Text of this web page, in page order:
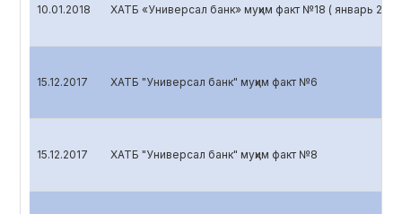
10.01.2018 ХАТБ «Универсал банк» муҳим факт №18 ( январь
15.12.2017 ХАТБ "Универсал банк" муҳим факт №6
15.12.2017 ХАТБ "Универсал банк" муҳим факт №8